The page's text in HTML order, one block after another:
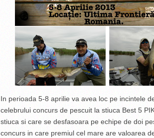
In perioada 5-8 aprilie va avea loc pe incintele
celebrului concurs de pescuit la stiuca Best 5
stiuca si care se desfasoara pe echipe de doi
concurs in care premiul cel mare are valoarea